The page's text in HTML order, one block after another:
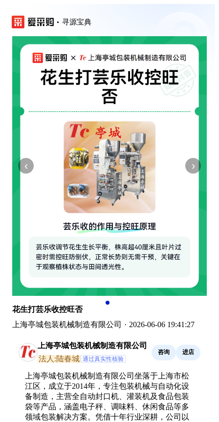
寻源宝典
‹ ›
花生打芸乐收控旺否
上海亭城包装机械制造有限公司 · 2026-06-06 19:41:27
上海亭城包装机械制造有限公司
法人:陆春城 通过真实性核验
咨询 进店
上海亭城包装机械制造有限公司坐落于上海市松
江区，成立于2014年，专注包装机械与自动化设
备制造，主营全自动封口机、灌装机及食品包装
袋等产品，涵盖电子秤、调味料、休闲食品等多
领域包装解决方案。凭借十年行业深耕，公司以